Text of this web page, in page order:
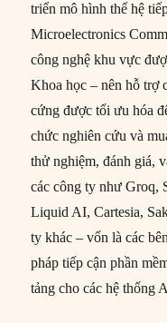
triển mô hình thế hệ
Microelectronics
công nghệ khu vực
Khoa học – nên hỗ trợ
cứng được tối ưu hóa
chức nghiên cứu và
thử nghiệm, đánh giá,
các công ty như Groq,
Liquid AI, Cartesia,
ty khác – vốn là các
pháp tiếp cận phần
tảng cho các hệ thống